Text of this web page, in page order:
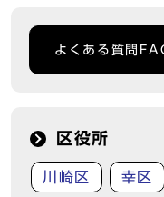
よくある質問
区役所
川崎区 幸区